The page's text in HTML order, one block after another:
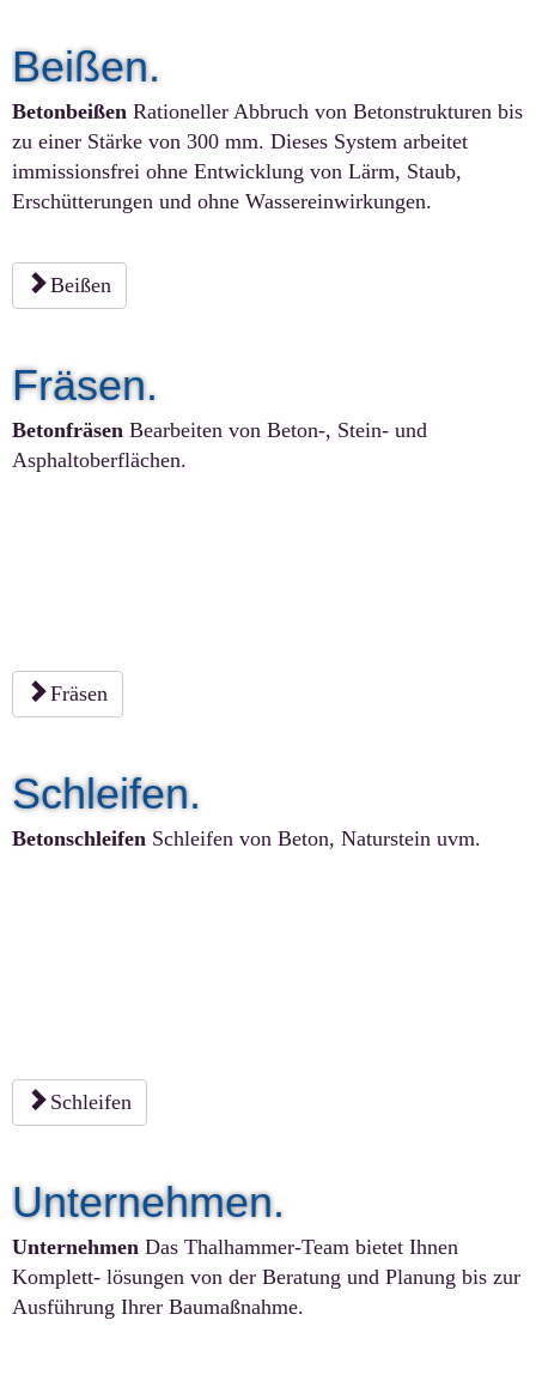
Beißen.
Betonbeißen Rationeller Abbruch von Betonstrukturen bis
zu einer Stärke von 300 mm. Dieses System arbeitet
immissionsfrei ohne Entwicklung von Lärm, Staub,
Erschütterungen und ohne Wassereinwirkungen.
Beißen
Fräsen.
Betonfräsen Bearbeiten von Beton-, Stein- und
Asphaltoberflächen.
Fräsen
Schleifen.
Betonschleifen Schleifen von Beton, Naturstein uvm.
Schleifen
Unternehmen.
Unternehmen Das Thalhammer-Team bietet Ihnen
Komplett- lösungen von der Beratung und Planung bis zur
Ausführung Ihrer Baumaßnahme.